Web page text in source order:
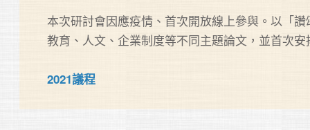
本次研討會因應疫情、首次開放線上參與。以「
教育、人文、企業制度等不同主題論文，並首次安
2021議程